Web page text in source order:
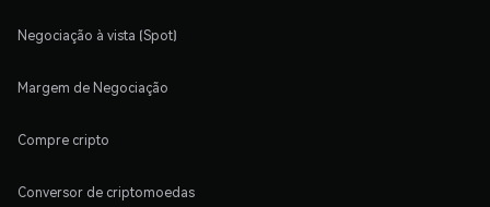
Negociação à vista (Spot)
Margem de Negociação
Compre cripto
Conversor de criptomoedas